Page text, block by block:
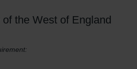
the West of England